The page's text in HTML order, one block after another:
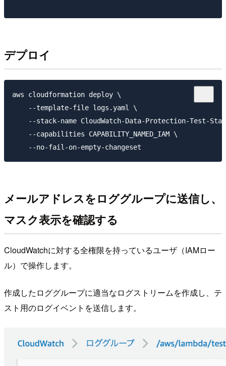
デプロイ
aws cloudformation deploy \
    --template-file logs.yaml \
--stack-name CloudWatch-Data-Protection-Test-
    --capabilities CAPABILITY_NAMED_IAM \
メールアドレスをロググループに送信し、
マスク表示を確認する
CloudWatchに対する全権限を持っているユーザ（IAMロー
ル）で操作します。
作成したロググループに適当なログストリームを作成し、テ
スト用のログイベントを送信します。